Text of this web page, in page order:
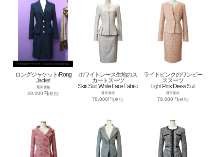
ロングジャケット/Rong
Jacket
通常価格
49,000円(税別)
ホワイトレース生地のス
カートスーツ
Skirt Suit, White Lace Fabric
通常価格
78,000円(税別)
ライトピンクのワンピー
ススーツ
Light Pink Dress Suit
通常価格
78,000円(税別)